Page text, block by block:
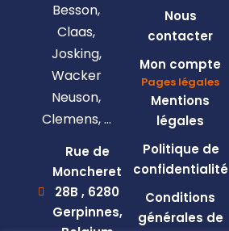
Besson,
Claas,
Josking,
Wacker
Neuson,
Clemens, …
Rue de
Moncheret
28B , 6280
Gerpinnes,
Nous
contacter
Mon compte
Pages légales
Mentions
légales
Politique de
confidentialité
Conditions
générales de